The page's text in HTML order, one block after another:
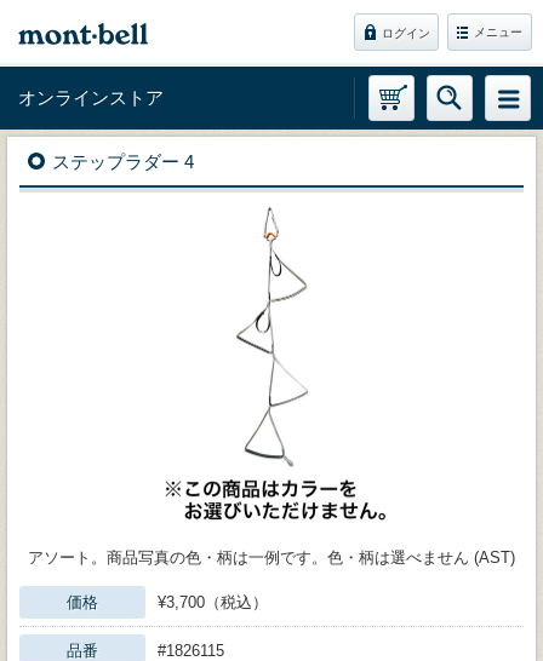
ログイン メニュー
オンラインストア
ステップラダー 4
アソート。商品写真の色・柄は一例です。色・柄は選べません (AST)
価格 ¥3,700（税込）
品番 #1826115